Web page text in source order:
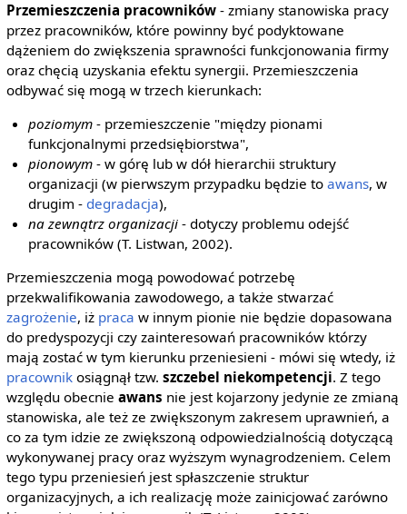
Przemieszczenia pracowników- zmiany stanowiska pracy
przez pracowników, które powinny być podyktowane
dążeniem do zwiększenia sprawności funkcjonowania firmy
oraz chęcią uzyskania efektu synergii. Przemieszczenia
odbywać się mogą w trzech kierunkach:
poziomym - przemieszczenie "między pionami
funkcjonalnymi przedsiębiorstwa",
pionowym - w górę lub w dół hierarchii struktury
organizacji (w pierwszym przypadku będzie toawans, w
drugim - degradacja),
na zewnątrz organizacji - dotyczy problemu odejść
pracowników (T. Listwan, 2002).
Przemieszczenia mogą powodować potrzebę
przekwalifikowania zawodowego, a także stwarzać
zagrożenie, iż praca w innym pionie nie będzie dopasowana
do predyspozycji czy zainteresowań pracowników którzy
mają zostać w tym kierunku przeniesieni - mówi się wtedy, iż
pracownikosiągnął tzw. szczebel niekompetencji. Z tego
względu obecnie awans nie jest kojarzony jedynie ze zmianą
stanowiska, ale też ze zwiększonym zakresem uprawnień, a
co za tym idzie ze zwiększoną odpowiedzialnością dotyczącą
wykonywanej pracy oraz wyższym wynagrodzeniem. Celem
tego typu przeniesień jest spłaszczenie struktur
organizacyjnych, a ich realizację może zainicjować zarówno